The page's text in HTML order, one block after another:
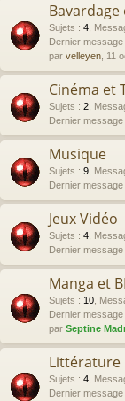
Sujets : 4
Dernier message
par velleyen , 11
Cinéma et
Sujets : 2
Dernier message
Musique
Sujets : 9
Dernier message
Jeux Vidéo
Sujets : 4
Dernier message
Manga et
Sujets : 10
Dernier message
par Septine
Littérature
Sujets : 4
Dernier message